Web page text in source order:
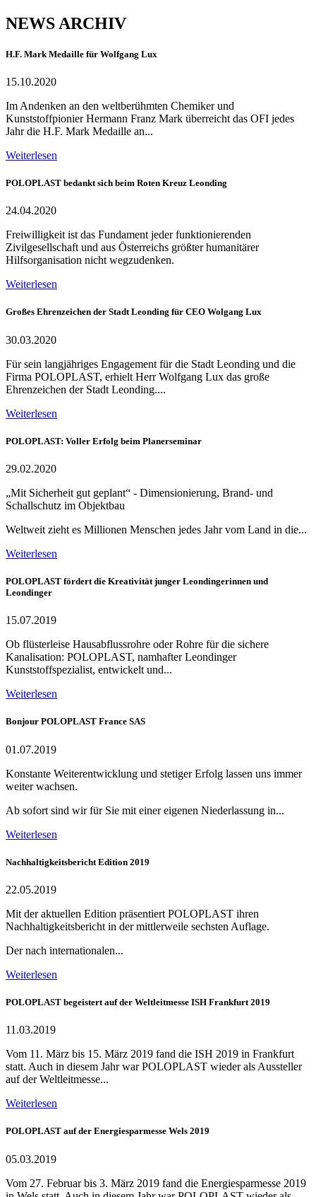
NEWS ARCHIV
H.F. Mark Medaille für Wolfgang Lux
15.10.2020
Im Andenken an den weltberühmten Chemiker und
Kunststoffpionier Hermann Franz Mark überreicht das OFI jedes
Jahr die H.F. Mark Medaille an...
Weiterlesen
POLOPLAST bedankt sich beim Roten Kreuz Leonding
24.04.2020
Freiwilligkeit ist das Fundament jeder funktionierenden
Zivilgesellschaft und aus Österreichs größter humanitärer
Hilfsorganisation nicht wegzudenken.
Weiterlesen
Großes Ehrenzeichen der Stadt Leonding für CEO Wolgang Lux
30.03.2020
Für sein langjähriges Engagement für die Stadt Leonding und die
Firma POLOPLAST, erhielt Herr Wolfgang Lux das große
Ehrenzeichen der Stadt Leonding....
Weiterlesen
POLOPLAST: Voller Erfolg beim Planerseminar
29.02.2020
„Mit Sicherheit gut geplant“ - Dimensionierung, Brand- und
Schallschutz im Objektbau
Weltweit zieht es Millionen Menschen jedes Jahr vom Land in die...
Weiterlesen
POLOPLAST fördert die Kreativität junger Leondingerinnen und
Leondinger
15.07.2019
Ob flüsterleise Hausabflussrohre oder Rohre für die sichere
Kanalisation: POLOPLAST, namhafter Leondinger
Kunststoffspezialist, entwickelt und...
Weiterlesen
Bonjour POLOPLAST France SAS
01.07.2019
Konstante Weiterentwicklung und stetiger Erfolg lassen uns immer
weiter wachsen.
Ab sofort sind wir für Sie mit einer eigenen Niederlassung in...
Weiterlesen
Nachhaltigkeitsbericht Edition 2019
22.05.2019
Mit der aktuellen Edition präsentiert POLOPLAST ihren
Nachhaltigkeitsbericht in der mittlerweile sechsten Auflage.
Der nach internationalen...
Weiterlesen
POLOPLAST begeistert auf der Weltleitmesse ISH Frankfurt 2019
11.03.2019
Vom 11. März bis 15. März 2019 fand die ISH 2019 in Frankfurt
statt. Auch in diesem Jahr war POLOPLAST wieder als Aussteller
auf der Weltleitmesse...
Weiterlesen
POLOPLAST auf der Energiesparmesse Wels 2019
05.03.2019
Vom 27. Februar bis 3. März 2019 fand die Energiesparmesse 2019